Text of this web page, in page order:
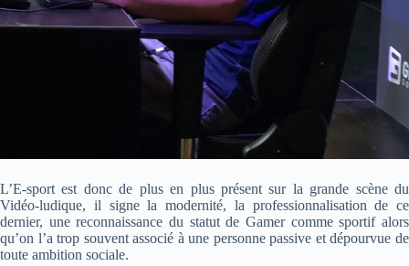
L’E-sport est donc de plus en plus présent sur la grande scène du
Vidéo-ludique, il signe la modernité, la professionnalisation de ce
dernier, une reconnaissance du statut de Gamer comme sportif alors
qu’on l’a trop souvent associé à une personne passive et dépourvue de
toute ambition sociale.